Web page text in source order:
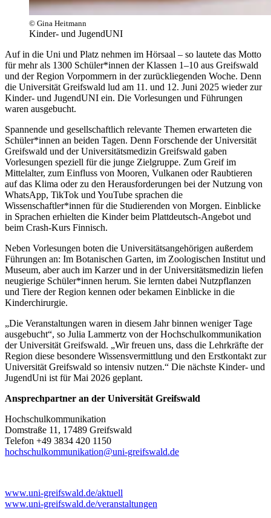
© Gina Heitmann
Kinder- und JugendUNI
Auf in die Uni und Platz nehmen im Hörsaal – so lautete das Motto
für mehr als 1300 Schüler*innen der Klassen 1–10 aus Greifswald
und der Region Vorpommern in der zurückliegenden Woche. Denn
die Universität Greifswald lud am 11. und 12. Juni 2025 wieder zur
Kinder- und JugendUNI ein. Die Vorlesungen und Führungen
waren ausgebucht.
Spannende und gesellschaftlich relevante Themen erwarteten die
Schüler*innen an beiden Tagen. Denn Forschende der Universität
Greifswald und der Universitätsmedizin Greifswald gaben
Vorlesungen speziell für die junge Zielgruppe. Zum Greif im
Mittelalter, zum Einfluss von Mooren, Vulkanen oder Raubtieren
auf das Klima oder zu den Herausforderungen bei der Nutzung von
WhatsApp, TikTok und YouTube sprachen die
Wissenschaftler*innen für die Studierenden von Morgen. Einblicke
in Sprachen erhielten die Kinder beim Plattdeutsch-Angebot und
beim Crash-Kurs Finnisch.
Neben Vorlesungen boten die Universitätsangehörigen außerdem
Führungen an: Im Botanischen Garten, im Zoologischen Institut und
Museum, aber auch im Karzer und in der Universitätsmedizin liefen
neugierige Schüler*innen herum. Sie lernten dabei Nutzpflanzen
und Tiere der Region kennen oder bekamen Einblicke in die
Kinderchirurgie.
„Die Veranstaltungen waren in diesem Jahr binnen weniger Tage
ausgebucht“, so Julia Lammertz von der Hochschulkommunikation
der Universität Greifswald. „Wir freuen uns, dass die Lehrkräfte der
Region diese besondere Wissensvermittlung und den Erstkontakt zur
Universität Greifswald so intensiv nutzen.“ Die nächste Kinder- und
JugendUni ist für Mai 2026 geplant.
Ansprechpartner an der Universität Greifswald
Hochschulkommunikation
Domstraße 11, 17489 Greifswald
Telefon +49 3834 420 1150
hochschulkommunikation@uni-greifswald.de
www.uni-greifswald.de/aktuell
www.uni-greifswald.de/veranstaltungen